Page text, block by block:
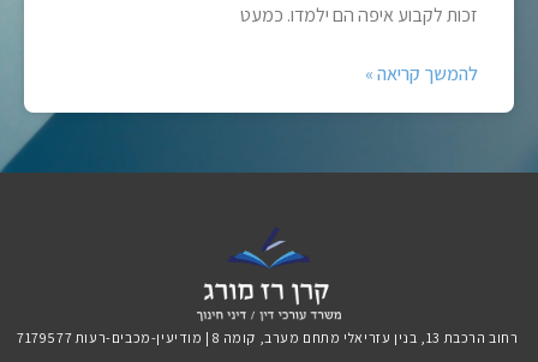
זכות לקבוע איפה הם ילמדו. כמעט
להמשך קריאה »
רחוב הרכבת 13, בנין עזריאלי מתחם מערב, קומה 8 | מודיעין-מכבים-רעות 7179577